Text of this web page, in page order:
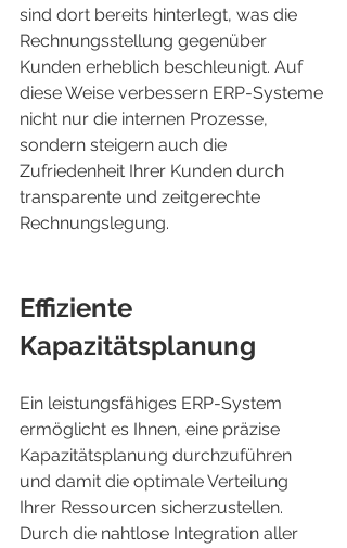
sind dort bereits hinterlegt, was die
Rechnungsstellung gegenüber
Kunden erheblich beschleunigt. Auf
diese Weise verbessern ERP-Systeme
nicht nur die internen Prozesse,
sondern steigern auch die
Zufriedenheit Ihrer Kunden durch
transparente und zeitgerechte
Rechnungslegung.
Effiziente
Kapazitätsplanung
Ein leistungsfähiges ERP-System
ermöglicht es Ihnen, eine präzise
Kapazitätsplanung durchzuführen
und damit die optimale Verteilung
Ihrer Ressourcen sicherzustellen.
Durch die nahtlose Integration aller